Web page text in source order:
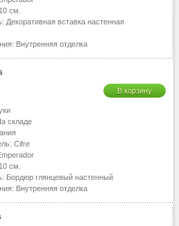
см.
Декоративная вставка настенная
Внутренняя отделка
В корзину
складе
Cifre
см.
Бордюр глянцевый настенный
Внутренняя отделка